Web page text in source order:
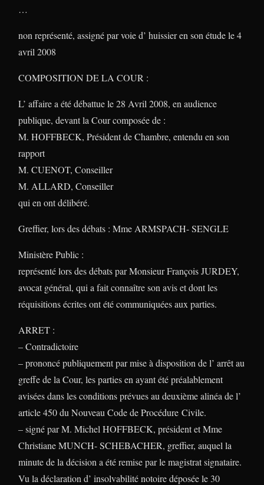
…
non représenté, assigné par voie d’ huissier en son étude le 4
avril 2008
COMPOSITION DE LA COUR :
L’ affaire a été débattue le 28 Avril 2008, en audience
publique, devant la Cour composée de :
M. HOFFBECK, Président de Chambre, entendu en son
rapport
M. CUENOT, Conseiller
M. ALLARD, Conseiller
qui en ont délibéré.
Greffier, lors des débats : Mme ARMSPACH- SENGLE
Ministère Public :
représenté lors des débats par Monsieur François JURDEY,
avocat général, qui a fait connaître son avis et dont les
réquisitions écrites ont été communiquées aux parties.
ARRET :
– Contradictoire
– prononcé publiquement par mise à disposition de l’ arrêt au
greffe de la Cour, les parties en ayant été préalablement
avisées dans les conditions prévues au deuxième alinéa de l’
article 450 du Nouveau Code de Procédure Civile.
– signé par M. Michel HOFFBECK, président et Mme
Christiane MUNCH- SCHEBACHER, greffier, auquel la
minute de la décision a été remise par le magistrat signataire.
Vu la déclaration d’ insolvabilité notoire déposée le 30